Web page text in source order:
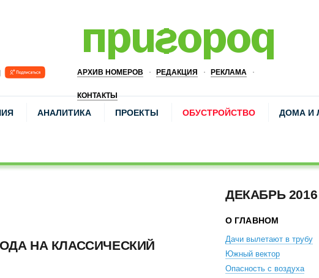
АРХИВ НОМЕРОВ РЕДАКЦИЯ РЕКЛАМА
КОНТАКТЫ
АНАЛИТИКА ПРОЕКТЫ ОБУСТРОЙСТВО ДОМА И
НА КЛАССИЧЕСКИЙ
ДЕКАБРЬ 2016
О ГЛАВНОМ
Дачи вылетают в трубу
Южный вектор
Опасность с воздуха